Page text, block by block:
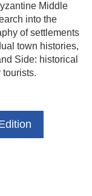
Middle
into the
of settlements
town histories,
Side: historical